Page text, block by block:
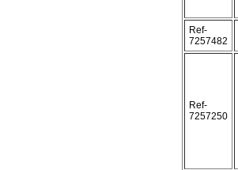
Ref-
7257482
Ref-
7257250